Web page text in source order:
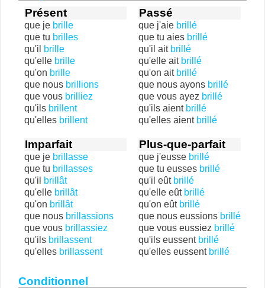
Présent
que je brille
que tu brilles
qu'il
brille
qu'elle brille
qu'on brille
que nous brillions
que vous brilliez
qu'ils brillent
qu'elles brillent
Passé
que j'aie brillé
que tu aies brillé
qu'il ait brillé
qu'elle ait brillé
qu'on ait brillé
que nous ayons brillé
que vous ayez brillé
qu'ils aient brillé
qu'elles aient brillé
Imparfait
que je brillasse
que tu brillasses
qu'il
brillât
qu'elle brillât
qu'on brillât
que nous brillassions
que vous brillassiez
qu'ils brillassent
qu'elles brillassent
Plus-que-parfait
que j'eusse brillé
que tu eusses brillé
qu'il eût brillé
qu'elle eût brillé
qu'on eût brillé
que nous eussions brillé
que vous eussiez brillé
qu'ils eussent brillé
qu'elles eussent brillé
Conditionnel